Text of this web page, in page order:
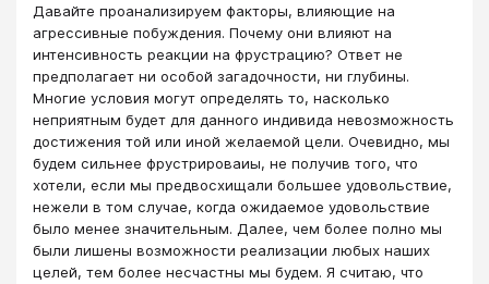
Давайте проанализируем факторы, влияющие на
агрессивные побуждения. Почему они влияют на
интенсивность реакции на фрустрацию? Ответ не
предполагает ни особой загадочности, ни глубины.
Многие условия могут определять то, насколько
неприятным будет для данного индивида невозможность
достижения той или иной желаемой цели. Очевидно, мы
будем сильнее фрустрироваиы, не получив того, что
хотели, если мы предвосхищали большее удовольствие,
нежели в том случае, когда ожидаемое удовольствие
было менее значительным. Далее, чем более полно мы
были лишены возможности реализации любых наших
целей, тем более несчастны мы будем. Я считаю, что